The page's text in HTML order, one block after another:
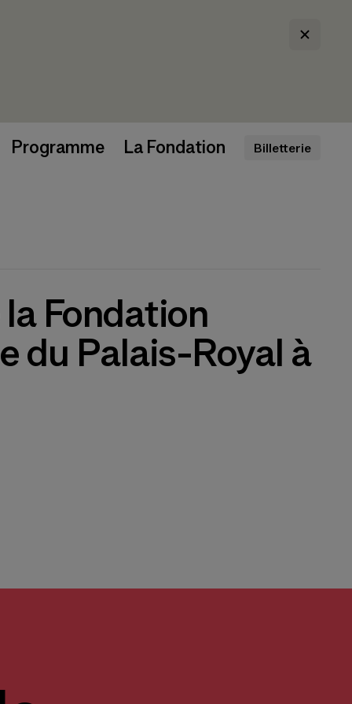
Programme La Fondation Billetterie
Fondation
du Palais-Royal à